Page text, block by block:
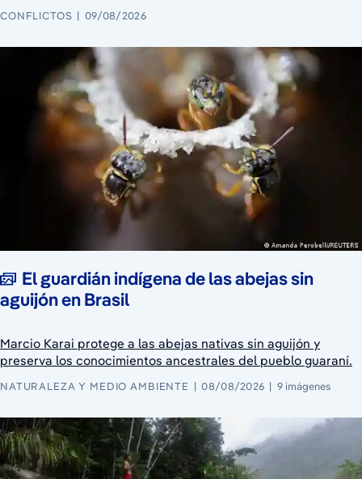
CONFLICTOS 09/08/2026
El guardián indígena de las abejas sin
aguijón en Brasil
Marcio Karai protege a las abejas nativas sin aguijón y
preserva los conocimientos ancestrales del pueblo guaraní.
NATURALEZA Y MEDIO AMBIENTE 08/08/2026 9 imágenes